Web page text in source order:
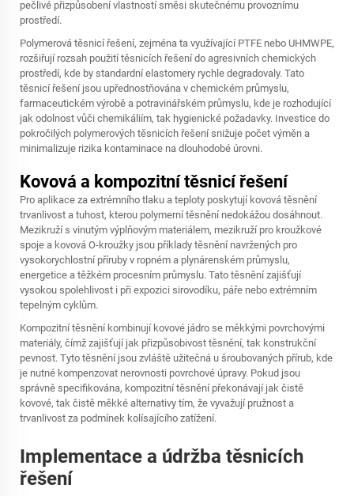
pečlivé přizpůsobení vlastností směsi skutečnému provoznímu
prostředí.
Polymerová těsnicí řešení, zejména ta využívající PTFE nebo UHMWPE,
rozšiřují rozsah použití těsnicích řešení do agresivních chemických
prostředí, kde by standardní elastomery rychle degradovaly. Tato
těsnicí řešení jsou upřednostňována v chemickém průmyslu,
farmaceutickém výrobě a potravinářském průmyslu, kde je rozhodující
jak odolnost vůči chemikáliím, tak hygienické požadavky. Investice do
pokročilých polymerových těsnicích řešení snižuje počet výměn a
minimalizuje rizika kontaminace na dlouhodobé úrovni.
Kovová a kompozitní těsnicí řešení
Pro aplikace za extrémního tlaku a teploty poskytují kovová těsnění
trvanlivost a tuhost, kterou polymerní těsnění nedokážou dosáhnout.
Mezikruží s vinutým výplňovým materiálem, mezikruží pro kroužkové
spoje a kovová O-kroužky jsou příklady těsnění navržených pro
vysokorychlostní příruby v ropném a plynárenském průmyslu,
energetice a těžkém procesním průmyslu. Tato těsnění zajišťují
vysokou spolehlivost i při expozici sirovodíku, páře nebo extrémním
tepelným cyklům.
Kompozitní těsnění kombinují kovové jádro se měkkými povrchovými
materiály, čímž zajišťují jak přizpůsobivost těsnění, tak konstrukční
pevnost. Tyto těsnění jsou zvláště užitečná u šroubovaných přírub, kde
je nutné kompenzovat nerovnosti povrchové úpravy. Pokud jsou
správně specifikována, kompozitní těsnění překonávají jak čistě
kovové, tak čistě měkké alternativy tím, že vyvažují pružnost a
trvanlivost za podmínek kolísajícího zatížení.
Implementace a údržba těsnicích
řešení